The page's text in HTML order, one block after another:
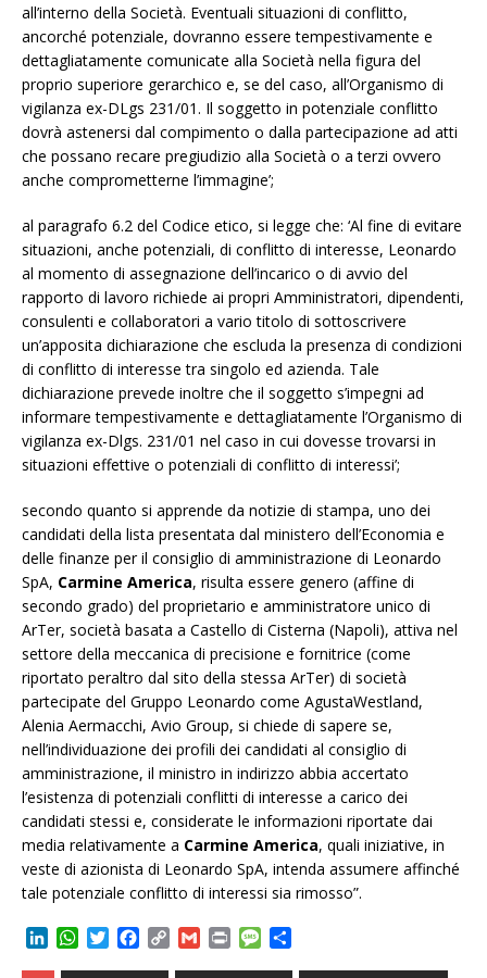
all’interno della Società. Eventuali situazioni di conflitto,
ancorché potenziale, dovranno essere tempestivamente e
dettagliatamente comunicate alla Società nella figura del
proprio superiore gerarchico e, se del caso, all’Organismo di
vigilanza ex-DLgs 231/01. Il soggetto in potenziale conflitto
dovrà astenersi dal compimento o dalla partecipazione ad atti
che possano recare pregiudizio alla Società o a terzi ovvero
anche comprometterne l’immagine’;
al paragrafo 6.2 del Codice etico, si legge che: ‘Al fine di evitare
situazioni, anche potenziali, di conflitto di interesse, Leonardo
al momento di assegnazione dell’incarico o di avvio del
rapporto di lavoro richiede ai propri Amministratori, dipendenti,
consulenti e collaboratori a vario titolo di sottoscrivere
un’apposita dichiarazione che escluda la presenza di condizioni
di conflitto di interesse tra singolo ed azienda. Tale
dichiarazione prevede inoltre che il soggetto s’impegni ad
informare tempestivamente e dettagliatamente l’Organismo di
vigilanza ex-Dlgs. 231/01 nel caso in cui dovesse trovarsi in
situazioni effettive o potenziali di conflitto di interessi’;
secondo quanto si apprende da notizie di stampa, uno dei
candidati della lista presentata dal ministero dell’Economia e
delle finanze per il consiglio di amministrazione di Leonardo
SpA, Carmine America, risulta essere genero (affine di
secondo grado) del proprietario e amministratore unico di
ArTer, società basata a Castello di Cisterna (Napoli), attiva nel
settore della meccanica di precisione e fornitrice (come
riportato peraltro dal sito della stessa ArTer) di società
partecipate del Gruppo Leonardo come AgustaWestland,
Alenia Aermacchi, Avio Group, si chiede di sapere se,
nell’individuazione dei profili dei candidati al consiglio di
amministrazione, il ministro in indirizzo abbia accertato
l’esistenza di potenziali conflitti di interesse a carico dei
candidati stessi e, considerate le informazioni riportate dai
media relativamente a Carmine America, quali iniziative, in
veste di azionista di Leonardo SpA, intenda assumere affinché
tale potenziale conflitto di interessi sia rimosso”.
W
T
G
M